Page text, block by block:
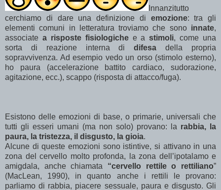
Innanzitutto
cerchiamo di dare una definizione di emozione: tra gli
elementi comuni in letteratura troviamo che sonoinnate,
associate a risposte fisiologichee astimoli, come una
sorta di reazione interna didifesa della propria
sopravvivenza. Ad esempio vedo un orso (stimolo esterno),
ho paura (accelerazione battito cardiaco, sudorazione,
agitazione, ecc.), scappo (risposta di attacco/fuga).
Esistono delle emozioni di base, o primarie, universali che
tutti gli esseri umani (ma non solo) provano: la rabbia, la
paura, la tristezza, il disgusto, la gioia.
Alcune di queste emozioni sono istintive, si attivano in una
zona del cervello molto profonda, la zona dell’ipotalamo e
amigdala, anche chiamata “cervello rettile o rettiliano”
(MacLean, 1990), in quanto anche i rettili le provano:
parliamo di rabbia, piacere sessuale, paura e disgusto. Gli